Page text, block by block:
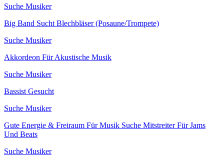
Suche Musiker
Big Band Sucht Blechbläser (Posaune/Trompete)
Suche Musiker
Akkordeon Für Akustische Musik
Suche Musiker
Bassist Gesucht
Suche Musiker
Gute Energie & Freiraum Für Musik Suche Mitstreiter Für Jams
Und Beats
Suche Musiker